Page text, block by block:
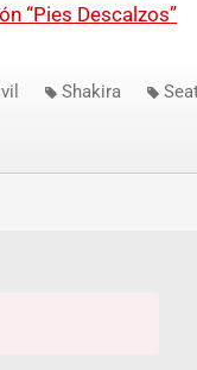
“Pies Descalzos”
Shakira